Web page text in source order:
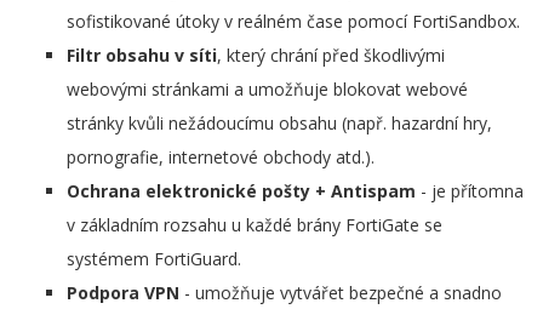
sofistikované útoky v reálném čase pomocí FortiSandbox.
Filtr obsahu v síti, který chrání před škodlivými
webovými stránkami a umožňuje blokovat webové
stránky kvůli nežádoucímu obsahu (např. hazardní hry,
pornografie, internetové obchody atd.).
Ochrana elektronické pošty + Antispam - je přítomna
v základním rozsahu u každé brány FortiGate se
systémem FortiGuard.
Podpora VPN - umožňuje vytvářet bezpečné a snadno